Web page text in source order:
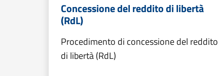
Concessione del reddito di libertà
(RdL)
Procedimento di concessione del reddito
di libertà (RdL)